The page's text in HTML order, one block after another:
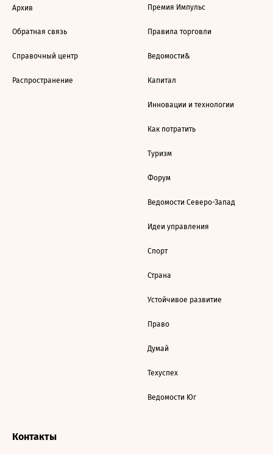
Архив
Обратная связь
Справочный центр
Распространение
Премия Импульс
Правила торговли
Ведомости&
Капитал
Инновации и технологии
Как потратить
Туризм
Форум
Ведомости Северо-Запад
Идеи управления
Спорт
Страна
Устойчивое развитие
Право
Думай
Техуспех
Ведомости Юг
Контакты